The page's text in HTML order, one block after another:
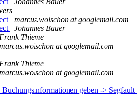
Johannes Bauer
marcus.wolschon at googlemail.com
Johannes Bauer
Frank Thieme
marcus.wolschon at googlemail.com
Frank Thieme
marcus.wolschon at googlemail.com
geben -> Segfault